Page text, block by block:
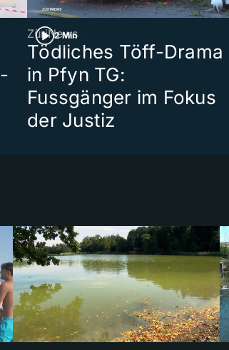
2 Min
ZüriNews
Tödliches Töff-Drama
in Pfyn TG:
Fussgänger im Fokus
der Justiz